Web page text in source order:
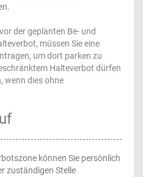
der geplanten Be- und
müssen Sie eine
um dort parken zu
Halteverbot dürfen
wenn dies ohne
können Sie persönlich
zuständigen Stelle